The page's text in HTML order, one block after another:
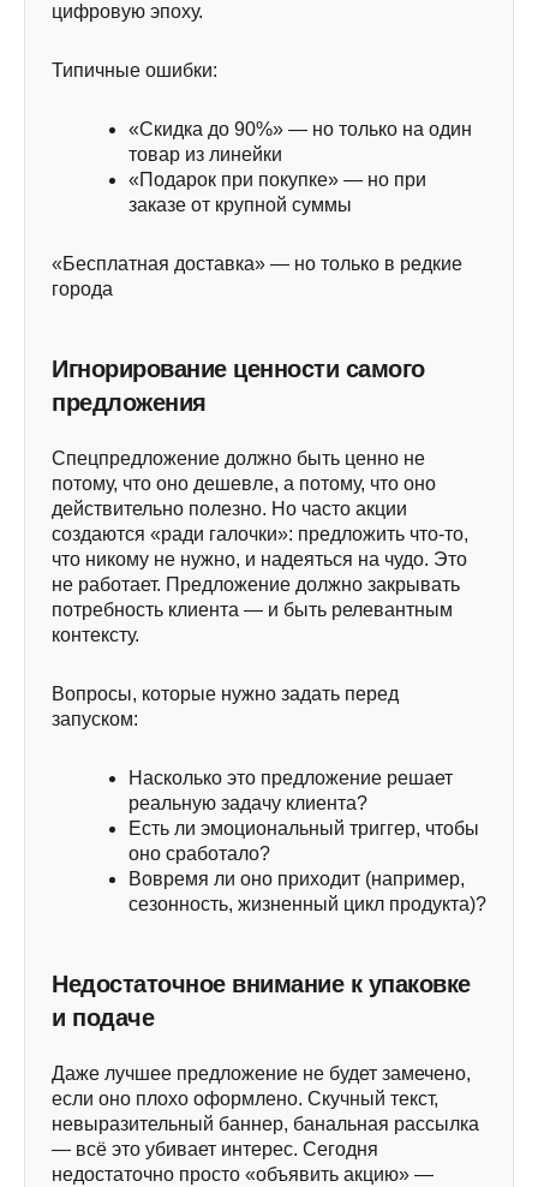
цифровую эпоху.
Типичные ошибки:
«Скидка до 90%» — но только на один
товар из линейки
«Подарок при покупке» — но при
заказе от крупной суммы
«Бесплатная доставка» — но только в редкие
города
Игнорирование ценности самого
предложения
Спецпредложение должно быть ценно не
потому, что оно дешевле, а потому, что оно
действительно полезно. Но часто акции
создаются «ради галочки»: предложить что-то,
что никому не нужно, и надеяться на чудо. Это
не работает. Предложение должно закрывать
потребность клиента — и быть релевантным
контексту.
Вопросы, которые нужно задать перед
запуском:
Насколько это предложение решает
реальную задачу клиента?
Есть ли эмоциональный триггер, чтобы
оно сработало?
Вовремя ли оно приходит (например,
сезонность, жизненный цикл продукта)?
Недостаточное внимание к упаковке
и подаче
Даже лучшее предложение не будет замечено,
если оно плохо оформлено. Скучный текст,
невыразительный баннер, банальная рассылка
— всё это убивает интерес. Сегодня
недостаточно просто «объявить акцию» —